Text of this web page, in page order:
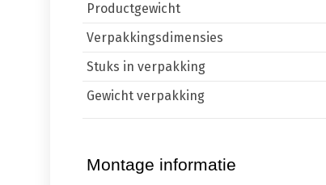
Productgewicht
Verpakkingsdimensies
Stuks in verpakking
Gewicht verpakking
Montage informatie